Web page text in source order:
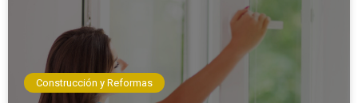
Construcción y Reformas